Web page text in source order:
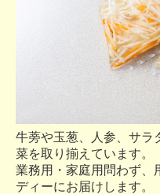
牛蒡や玉葱、人参、サラ
菜を取り揃えています。
業務用・家庭用問わず、
ディーにお届けします。